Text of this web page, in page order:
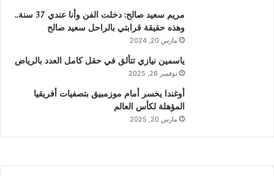
مريم سعيد صالح: دخلت الفن وأنا عندي 37 سنة..
وهذه حقيقة قرابتي بالراحل سعيد صالح
مارس 20, 2024
ياسمين نيازي تتألق في حقل كامل العدد بالرياض
نوفمبر 26, 2025
أوغندا يخسر أمام موزمبيق بتصفيات أفريقيا
المؤهلة لكأس العالم
مارس 20, 2025